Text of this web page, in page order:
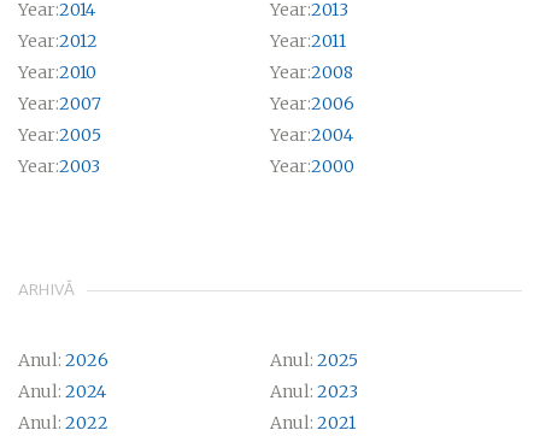
Year:2014 Year:2013
Year:2012 Year:2011
Year:2010 Year:2008
Year:2007 Year:2006
Year:2005 Year:2004
Year:2003 Year:2000
ARHIVĂ
Anul: 2026 Anul: 2025
Anul: 2024 Anul: 2023
Anul: 2022 Anul: 2021